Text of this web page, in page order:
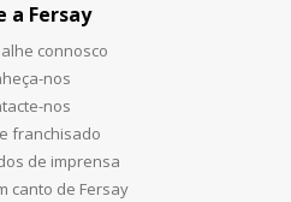
a Fersay
connosco
nos
nos
franchisado
de imprensa
canto de Fersay